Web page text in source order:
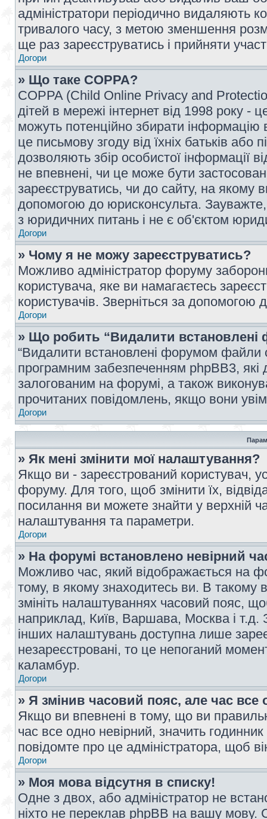
адміністратори періодично видаляють
тривалого часу, з метою зменшення
ще раз зареєструватись і прийняти
Догори
» Що таке COPPA?
COPPA (Child Online Privacy and
дітей в мережі інтернет від 1998 року -
можуть потенційно збирати інформацію
це письмову згоду від їхніх батьків або
дозволяють збір особистої інформації
не впевнені, чи це може бути
зареєструватись, чи до сайту, на якому
допомогою до юрисконсульта.
з юридичних питань і не є об'єктом
Догори
» Чому я не можу зареєструватись?
Можливо адміністратор форуму
користувача, яке ви намагаєтесь
користувачів. Зверніться за допомогою
Догори
» Що робить “Видалити
“Видалити встановлені форумом файли
програмним забезпеченням phpBB3,
залогованим на форумі, а також
прочитаних повідомлень, якщо вони
Догори
» Як мені змінити мої налаштування?
Якщо ви - зареєстрований користувач,
форуму. Для того, щоб змінити їх,
посилання ви можете знайти у верхній
налаштування та параметри.
Догори
» На форумі встановлено невірний
Можливо час, який відображається на
тому, в якому знаходитесь ви. В такому
змініть налаштуваннях часовий пояс,
наприклад, Київ, Варшава, Москва і т.д.
інших налаштувань доступна лише
незареєстровані, то це непоганий
каламбур.
Догори
» Я змінив часовий пояс, але час все
Якщо ви впевнені в тому, що ви
час все одно невірний, значить
повідомте про це адміністратора, щоб
Догори
» Моя мова відсутня в списку!
Одне з двох, або адміністратор не
ніхто не переклав phpBB на вашу мову.